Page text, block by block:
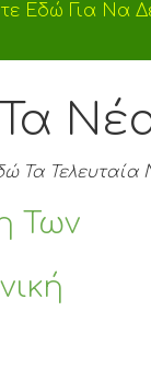
Εδώ Για Να
Τα
Τα Τελευταία
Των